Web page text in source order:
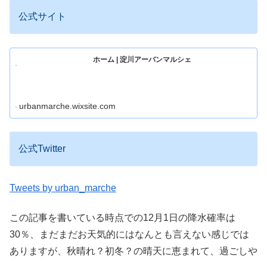
公式サイト
ホーム | 淀川アーバンマルシェ
urbanmarche.wixsite.com
公式Twitter
Tweets by urban_marche
この記事を書いている時点での12月1日の降水確率は
30％、まだまだお天気的にはなんとも言えない感じでは
ありますが、秋晴れ？初冬？の晴天に恵まれて、過ごしや